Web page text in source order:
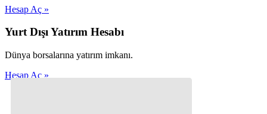
Hesap Aç »
Yurt Dışı Yatırım Hesabı
Dünya borsalarına yatırım imkanı.
Hesap Aç »